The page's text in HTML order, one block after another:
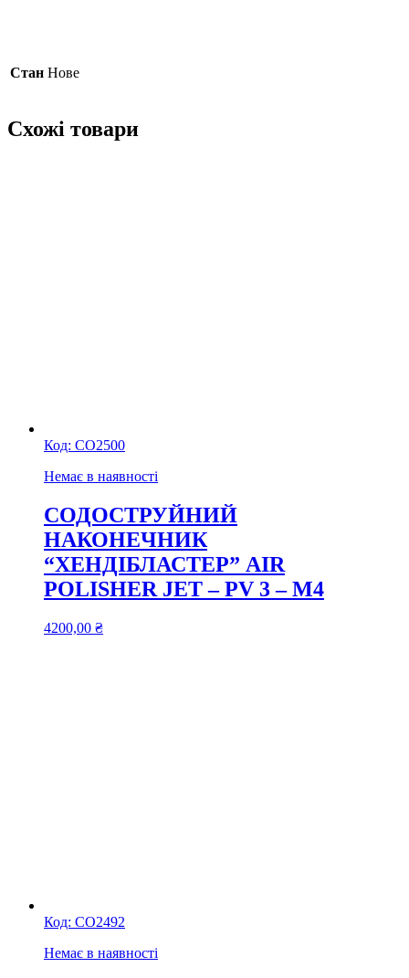
Стан Нове
Схожі товари
Код: СО2500
Немає в наявності
СОДОСТРУЙНИЙ
НАКОНЕЧНИК
“ХЕНДІБЛАСТЕР” AIR
POLISHER JET – PV 3 – М4
4200,00 ₴
Код: СО2492
Немає в наявності